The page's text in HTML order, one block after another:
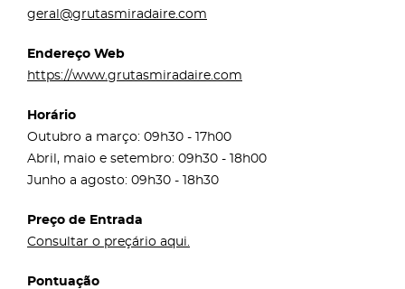
geral@grutasmiradaire.com
Endereço Web
https://www.grutasmiradaire.com
Horário
Outubro a março: 09h30 - 17h00
Abril, maio e setembro: 09h30 - 18h00
Junho a agosto: 09h30 - 18h30
Preço de Entrada
Consultar o preçário aqui.
Pontuação